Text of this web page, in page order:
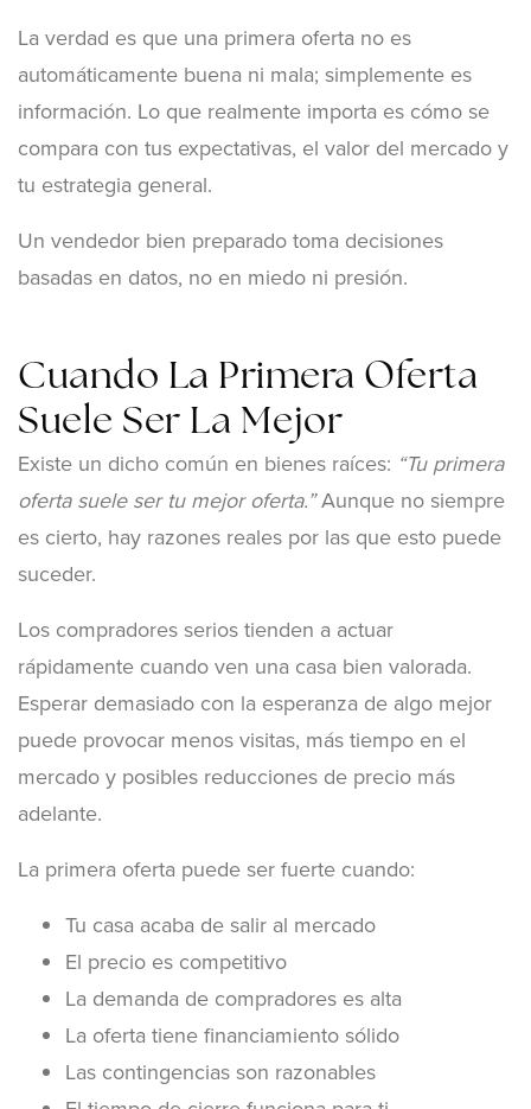
La verdad es que una primera oferta no es
automáticamente buena ni mala; simplemente es
información. Lo que realmente importa es cómo se
compara con tus expectativas, el valor del mercado y
tu estrategia general.
Un vendedor bien preparado toma decisiones
basadas en datos, no en miedo ni presión.
Cuando La Primera Oferta
Suele Ser La Mejor
Existe un dicho común en bienes raíces: “Tu primera
oferta suele ser tu mejor oferta.”Aunque no siempre
es cierto, hay razones reales por las que esto puede
suceder.
Los compradores serios tienden a actuar
rápidamente cuando ven una casa bien valorada.
Esperar demasiado con la esperanza de algo mejor
puede provocar menos visitas, más tiempo en el
mercado y posibles reducciones de precio más
adelante.
La primera oferta puede ser fuerte cuando:
Tu casa acaba de salir al mercado
El precio es competitivo
La demanda de compradores es alta
La oferta tiene financiamiento sólido
Las contingencias son razonables